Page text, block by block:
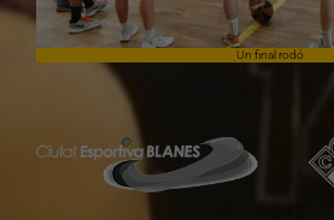
Un final rodó